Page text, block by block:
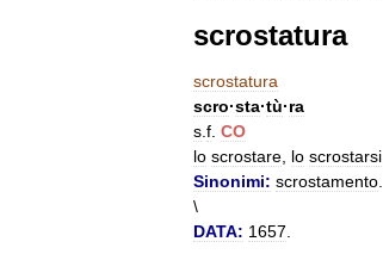
scrostatura
scrostatura
scro·sta·tù·ra
s f CO
lo scrostare lo scrostarsi
Sinonimi: scrostamento
\
DATA: 1657